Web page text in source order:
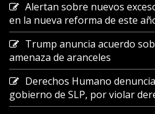
Alertan sobre nuevos
en la nueva reforma de este
Trump anuncia acuerdo
amenaza de aranceles
Derechos Humano
gobierno de SLP, por violar